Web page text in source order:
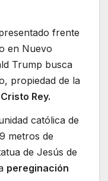
frente
en Nuevo
Trump busca
propiedad de la
Rey.
católica de
metros de
de Jesús de
pereginación